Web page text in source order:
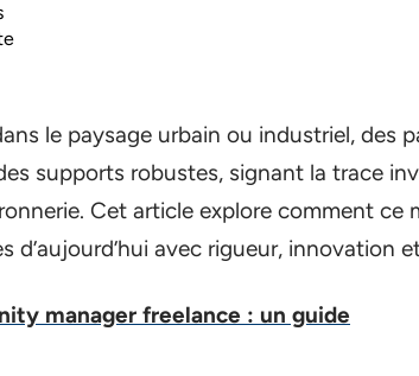
le paysage urbain ou industriel, des
supports robustes, signant la trace
Cet article explore comment ce
d’aujourd’hui avec rigueur, innovation
manager freelance : un guide